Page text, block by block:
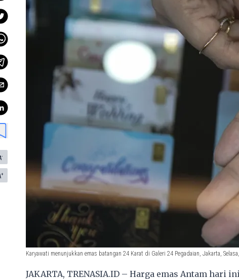
-
+
Karyawati menunjukkan emas batangan 24 Karat di Galeri 24 Pegadaian, Jakarta,
JAKARTA, TRENASIA.ID – Harga emas Antam hari